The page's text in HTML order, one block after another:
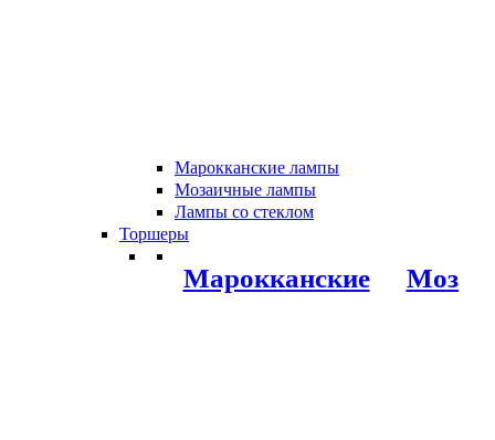
Марокканские лампы
Мозаичные лампы
Лампы со стеклом
Торшеры
Марокканские